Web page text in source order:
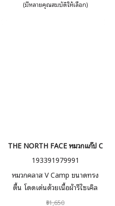
(มีหลายคุณสมบัติให้เลือก)
THE NORTH FACE หมวกแก๊ป
193391979991
หมวกคลาส V Camp ขนาดทรง
ตื้น โดดเด่นด้วยเนื้อผ้ารีไซเคิล
68% แผงด้านข้างรีไซเคิลทั้งหมด
฿1,650